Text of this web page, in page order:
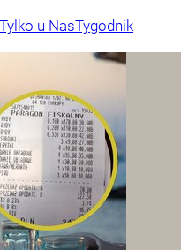
Tylko u NasTygodnik